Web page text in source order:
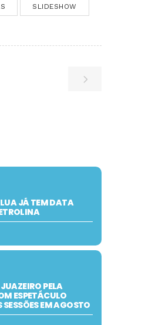
SLIDESHOW
JÁ TEM DATA
PELA
ESPETÁCULO
EM AGOSTO